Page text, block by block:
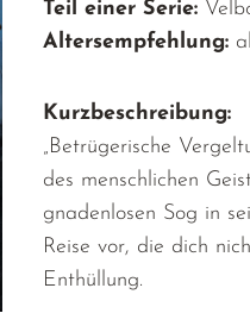
Teil einer Serie:
Altersempfehlung:
Kurzbeschreibung:
„Betrügerische
des menschlichen
gnadenlosen Sog in
Reise vor, die dich
Enthüllung.